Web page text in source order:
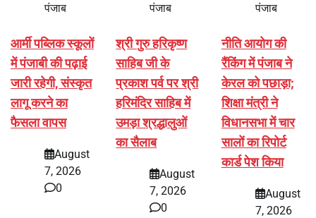
पंजाब
आर्मी पब्लिक स्कूलों
में पंजाबी की पढ़ाई
जारी रहेगी, संस्कृत
लागू करने का
फैसला वापस
August
7, 2026
0
पंजाब
श्री गुरु हरिकृष्ण
साहिब जी के
प्रकाश पर्व पर श्री
हरिमंदिर साहिब में
उमड़ा श्रद्धालुओं
का सैलाब
August
7, 2026
0
पंजाब
नीति आयोग की
रैंकिंग में पंजाब ने
केरल को पछाड़ा;
शिक्षा मंत्री ने
विधानसभा में चार
सालों का रिपोर्ट
कार्ड पेश किया
August
7, 2026